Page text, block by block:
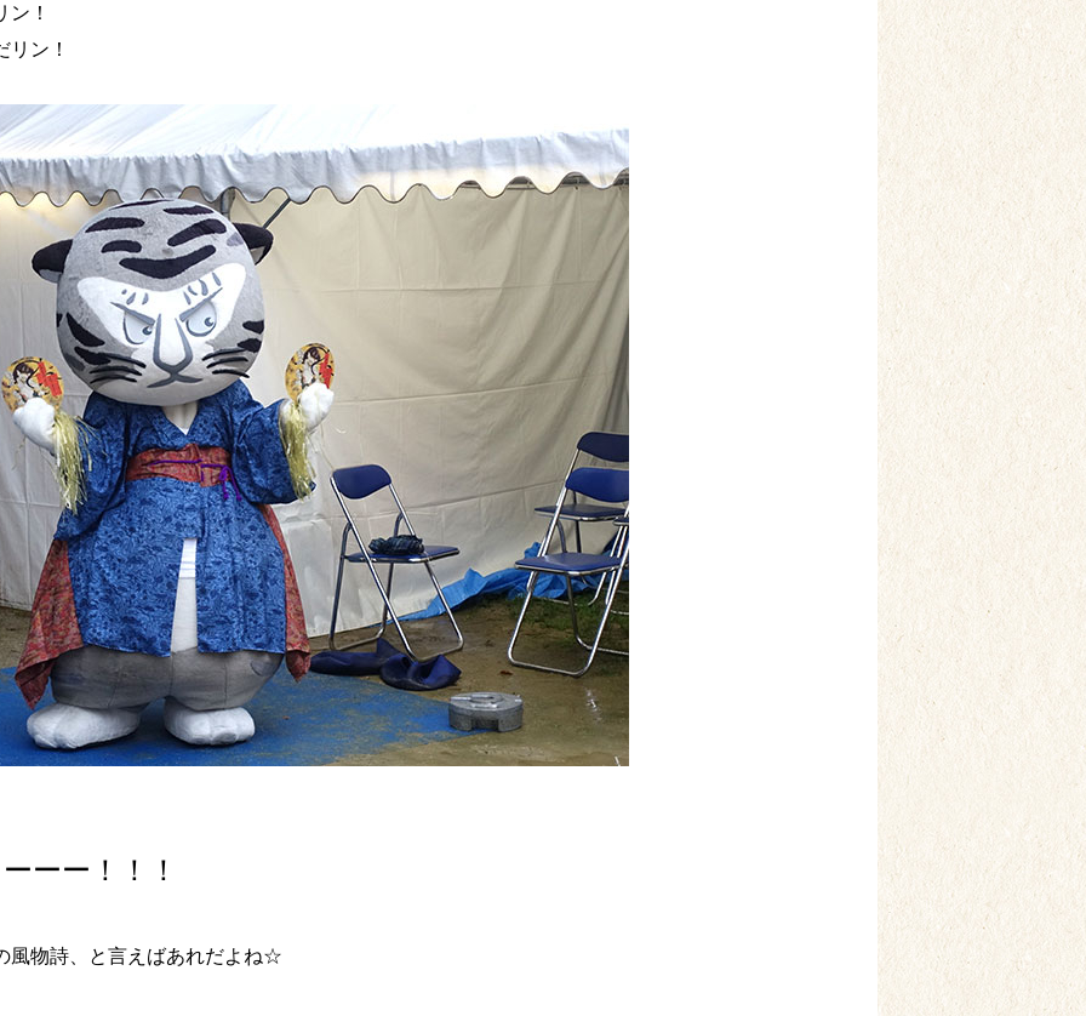
ン！
リン！
ーー！！！
風物詩、と言えばあれだよね☆